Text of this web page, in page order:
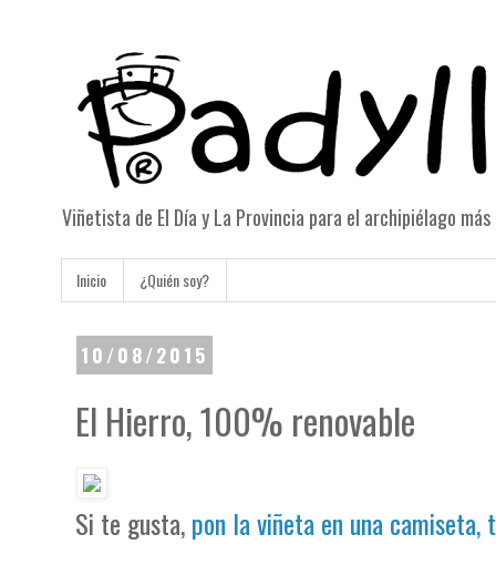
Viñetista de El Día y La Provincia para el archipiélago
Inicio ¿Quién soy?
10/08/2015
El Hierro, 100% renovable
Si te gusta,pon la viñeta en una camiseta,